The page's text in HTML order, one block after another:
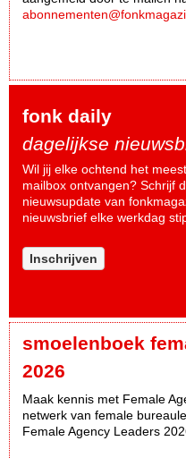
fonk daily
dagelijkse
Wil jij elke ochtend het
mailbox ontvangen? Schrijf
nieuwsupdate van
nieuwsbrief elke werkdag
Inschrijven
smoelenboek
2026
Maak kennis met Female
netwerk van female
Female Agency Leaders